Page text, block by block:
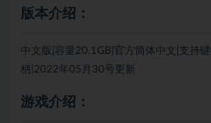
版本介绍：
中文版|容量20.1GB|官方简体中文|支持
柄|2022年05月30号更新
游戏介绍：